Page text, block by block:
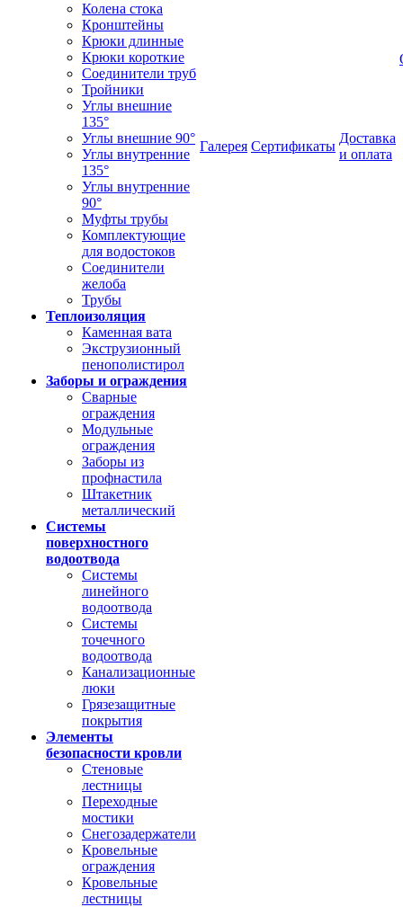
Колена стока
Кронштейны
Крюки длинные
Крюки короткие
Соединители труб
Тройники
Углы внешние
135°
Углы внешние 90°
Углы внутренние
135°
Углы внутренние
90°
Муфты трубы
Комплектующие
для водостоков
Соединители
желоба
Трубы
Теплоизоляция
Каменная вата
Экструзионный
пенополистирол
Заборы и ограждения
Сварные
ограждения
Модульные
ограждения
Заборы из
профнастила
Штакетник
металлический
Системы
поверхностного
водоотвода
Системы
линейного
водоотвода
Системы
точечного
водоотвода
Канализационные
люки
Грязезащитные
покрытия
Элементы
безопасности кровли
Стеновые
лестницы
Переходные
мостики
Снегозадержатели
Кровельные
ограждения
Кровельные
лестницы
Галерея Сертификаты
Доставка
и оплата